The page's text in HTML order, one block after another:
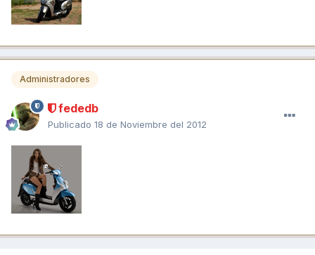
Administradores
fededb
Publicado 18 de Noviembre del 2012